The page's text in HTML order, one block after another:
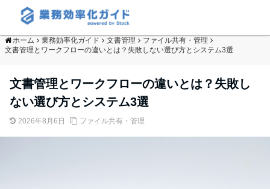
ホーム 業務効率化ガイド 文書管理
ファイル共有・管理
文書管理とワークフローの違いとは？失敗しない選び方とシステム3選
文書管理とワークフローの違いとは？失敗し
ない選び方とシステム3選
2026年8月6日 ファイル共有・管理